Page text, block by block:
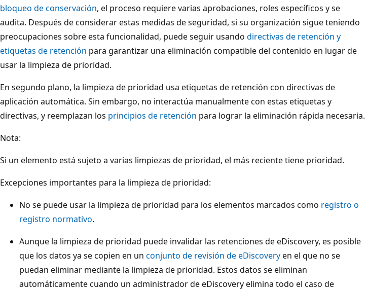
bloqueo de conservación, el proceso requiere varias aprobaciones, roles específicos y se
audita. Después de considerar estas medidas de seguridad, si su organización sigue teniendo
preocupaciones sobre esta funcionalidad, puede seguir usando directivas de retención y
etiquetas de retención para garantizar una eliminación compatible del contenido en lugar de
usar la limpieza de prioridad.
En segundo plano, la limpieza de prioridad usa etiquetas de retención con directivas de
aplicación automática. Sin embargo, no interactúa manualmente con estas etiquetas y
directivas, y reemplazan los principios de retención para lograr la eliminación rápida necesaria.
Nota:
Si un elemento está sujeto a varias limpiezas de prioridad, el más reciente tiene prioridad.
Excepciones importantes para la limpieza de prioridad:
No se puede usar la limpieza de prioridad para los elementos marcados como registro o
registro normativo.
Aunque la limpieza de prioridad puede invalidar las retenciones de eDiscovery, es posible
que los datos ya se copien en un conjunto de revisión de eDiscoveryen el que no se
puedan eliminar mediante la limpieza de prioridad. Estos datos se eliminan
automáticamente cuando un administrador de eDiscovery elimina todo el caso de